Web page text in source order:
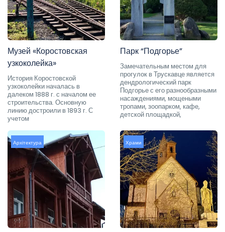
Музей «Коростовская
узкоколейка»
История Коростовской
узкоколейки началась в
далеком 1888 г. с началом ее
строительства. Основную
линию достроили в 1893 г. С
учетом
Парк “Подгорье”
Замечательным местом для
прогулок в Трускавце является
дендрологический парк
Подгорье с его разнообразными
насаждениями, мощеными
тропами, зоопарком, кафе,
детской площадкой,
Архітектура Храми